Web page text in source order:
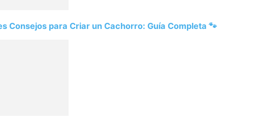
Consejos para Criar un Cachorro: Guía Completa 🐾